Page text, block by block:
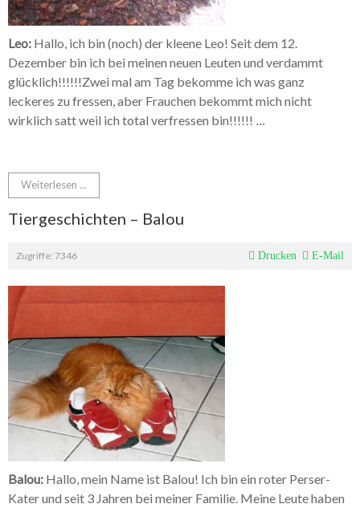
Leo: Hallo, ich bin (noch) der kleene Leo! Seit dem 12.
Dezember bin ich bei meinen neuen Leuten und verdammt
glücklich!!!!!!Zwei mal am Tag bekomme ich was ganz
leckeres zu fressen, aber Frauchen bekommt mich nicht
wirklich satt weil ich total verfressen bin!!!!!! ...
Weiterlesen ...
Tiergeschichten – Balou
Zugriffe: 7346 Drucken E-Mail
Balou: Hallo, mein Name ist Balou! Ich bin ein roter Perser-
Kater und seit 3 Jahren bei meiner Familie. Meine Leute haben